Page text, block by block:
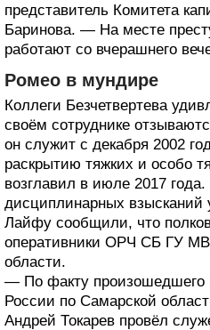
представитель Комитета
Баринова. — На месте
работают со вчерашнего
Ромео в мундире
Коллеги Безчетвертева
своём сотруднике
он служит с декабря 2002
раскрытию тяжких и особо
возглавил в июле 2017
дисциплинарных взысканий
Лайфу сообщили, что
оперативники ОРЧ СБ ГУ
области.
— По факту произошедшего
России по Самарской
Андрей Токарев провёл